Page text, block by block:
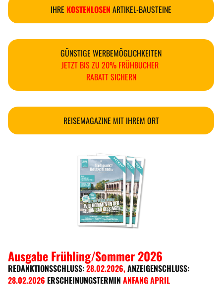
IHRE KOSTENLOSEN ARTIKEL-BAUSTEINE
GÜNSTIGE WERBEMÖGLICHKEITEN
JETZT BIS ZU 20% FRÜHBUCHER
RABATT SICHERN
REISEMAGAZINE MIT IHREM ORT
Ausgabe Frühling/Sommer 2026
REDANKTIONSSCHLUSS:28.02.2026,ANZEIGENSCHLUSS:
28.02.2026 ERSCHEINUNGSTERMIN ANFANG APRIL